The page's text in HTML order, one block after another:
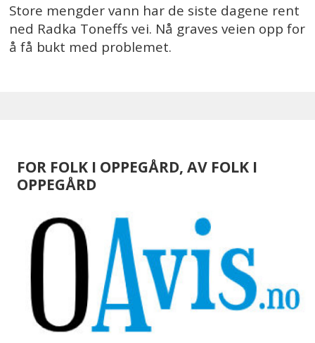
Store mengder vann har de siste dagene rent
ned Radka Toneffs vei. Nå graves veien opp for
å få bukt med problemet.
FOR FOLK I OPPEGÅRD, AV FOLK I
OPPEGÅRD